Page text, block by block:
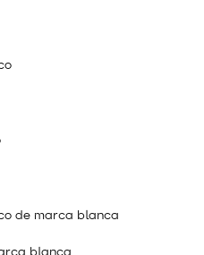
de marca blanca